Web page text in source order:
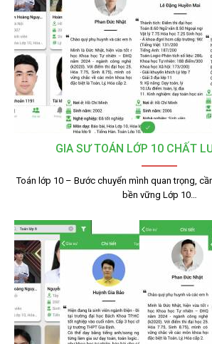
GIA SƯ TOÁN LỚP 10 CHẤT
Toán lớp 10 – Bước chuyển mình quan trọng,
bền vững Lớp 10…